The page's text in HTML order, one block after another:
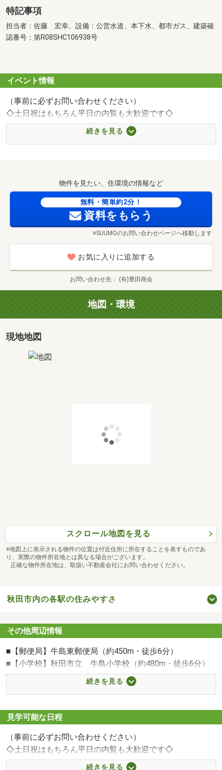
特記事項
担当者：佐藤 宏幸、設備：公営水道、本下水、都市ガス、建築確
認番号：第R08SHC106938号
イベント情報
（事前に必ずお問い合わせください）
◇土日祝はもちろん平日の内覧も大歓迎です◇
■日時などお気軽にご相談ください♪ちょっとしたおでか
げ帰りに寄ってみてはいかがてすか？
◇お客様に合わせたご案内プラン◇
■お忙しいお客様にはポイントをピックアップしてのご
案内、資金計画まで相談したいお客様には住宅ローン情報
や不動産購入にかかる諸費用のことまでしっかりご説明さ
ご案内も、もちろん可能です！HP、ポータルサイト掲載以
外の物件もございますので、ご相談くださいませ♪
*-*-*-*-*-*-*-*-*-*-*-*-*-*-*-*-*-*-*-*-*-*-*-*-*
だからこそ、不安に感じることも多いかと思います。
こと、最近お住まい探しを始めてちょっとわからないとこ
ろなど、納得のいくまでご説明します。
続きを見る
物件を見たい、住環境の情報など
無料・簡単約2分！
資料をもらう
※SUUMOのお問い合わせページへ移動します
お気に入りに追加する
お問い合わせ先 (有)豊田商会
地図・環境
現地地図
スクロール地図を見る
※地図上に表示される物件の位置は付近住所に所在することを表すものであ
り、実際の物件所在地とは異なる場合がございます。
正確な物件所在地は、取扱い不動産会社にお問い合わせください。
秋田市内の各駅の住みやすさ
その他周辺情報
■【郵便局】牛島東郵便局（約450m・徒歩6分）
■【小学校】秋田市立 牛島小学校（約480m・徒歩6分）
■【役所】秋田市南部市民サービスセンター別館（約
■【コンビニ】セブンイレブン 秋田仁井田二ツ屋（約
750m・徒歩10分）
■【スーパー】マルダイ 牛島店（約750m・徒歩10分）
■【スーパー】ナイス 仁井田店（約800m・徒歩10分）
■【銀行】秋田銀行 牛島支店（約1200m・徒歩15分）
続きを見る
見学可能な日程
（事前に必ずお問い合わせください）
◇土日祝はもちろん平日の内覧も大歓迎です◇
■日時などお気軽にご相談ください♪ちょっとしたおでか
続きを見る